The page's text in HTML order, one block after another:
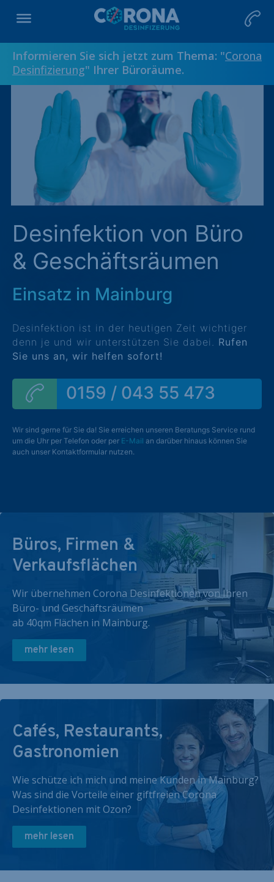
Informieren Sie sich jetzt zum Thema: "Corona
Desinfizierung" Ihrer Büroräume.
Desinfektion von Büro
& Geschäftsräumen
Einsatz in Mainburg
Desinfektion ist in der heutigen Zeit wichtiger
denn je und wir unterstützen Sie dabei. Rufen
Sie uns an, wir helfen sofort!
0159 / 043 55 473
Wir sind gerne für Sie da! Sie erreichen unseren Beratungs Service rund
um die Uhr per Telefon oder per E-Mail an darüber hinaus können Sie
auch unser Kontaktformular nutzen.
Büros, Firmen &
Verkaufsflächen
Wir übernehmen Corona Desinfektionen von Ihren
Büro- und Geschäftsräumen
ab 40qm Flächen in Mainburg.
mehr lesen
Cafés, Restaurants,
Gastronomien
Wie schütze ich mich und meine Kunden in Mainburg?
Was sind die Vorteile einer giftfreien Corona
Desinfektionen mit Ozon?
mehr lesen